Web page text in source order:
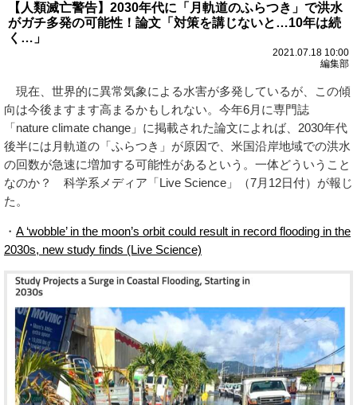
【人類滅亡警告】2030年代に「月軌道のふらつき」で洪水
がガチ多発の可能性！論文「対策を講じないと…10年は続
く…」
2021.07.18 10:00
編集部
現在、世界的に異常気象による水害が多発しているが、この傾
向は今後ますます高まるかもしれない。今年6月に専門誌
「nature climate change」に掲載された論文によれば、2030年代
後半には月軌道の「ふらつき」が原因で、米国沿岸地域での洪水
の回数が急速に増加する可能性があるという。一体どういうこと
なのか？ 科学系メディア「Live Science」（7月12日付）が報じ
た。
・ A ‘wobble’ in the moon’s orbit could result in record flooding in the
2030s, new study finds (Live Science)